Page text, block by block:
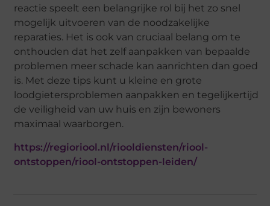
reactie speelt een belangrijke rol bij het zo snel
mogelijk uitvoeren van de noodzakelijke
reparaties. Het is ook van cruciaal belang om te
onthouden dat het zelf aanpakken van bepaalde
problemen meer schade kan aanrichten dan goed
is. Met deze tips kunt u kleine en grote
loodgietersproblemen aanpakken en tegelijkertijd
de veiligheid van uw huis en zijn bewoners
maximaal waarborgen.
https://regioriool.nl/riooldiensten/riool-
ontstoppen/riool-ontstoppen-leiden/